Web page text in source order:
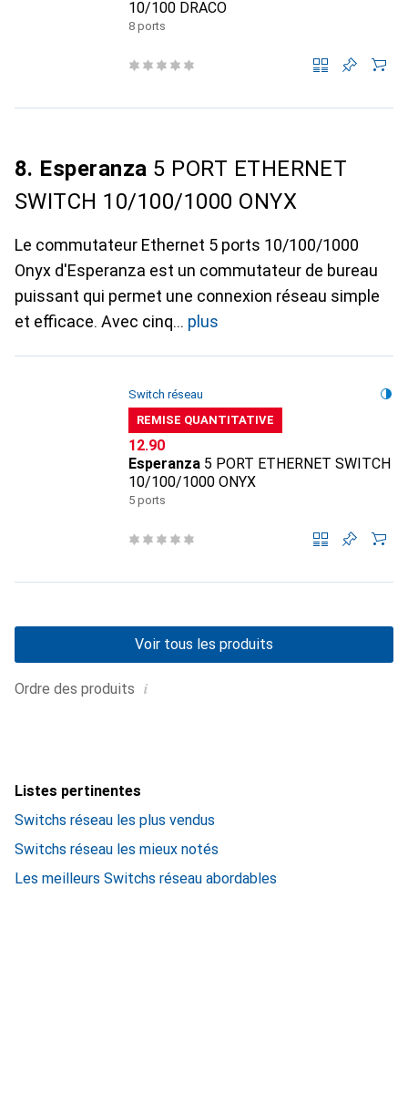
10/100 DRACO
8 ports
8. Esperanza 5 PORT ETHERNET
SWITCH 10/100/1000 ONYX
Le commutateur Ethernet 5 ports 10/100/1000
Onyx d'Esperanza est un commutateur de bureau
puissant qui permet une connexion réseau simple
et efficace. Avec cinq
plus
Switch réseau
REMISE QUANTITATIVE
CHF
12.90
Esperanza 5 PORT ETHERNET SWITCH
10/100/1000 ONYX
5 ports
Ordre des produits i
Voir tous les produits
Listes pertinentes
Switchs réseau les plus vendus
Switchs réseau les mieux notés
Les meilleurs Switchs réseau abordables